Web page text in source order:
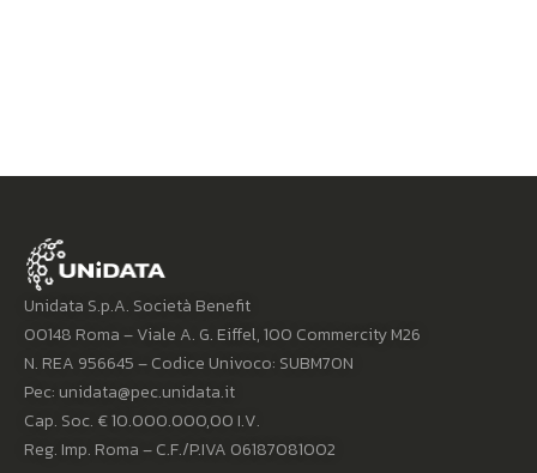
Unidata S.p.A. Società Benefit
00148 Roma – Viale A. G. Eiffel, 100 Commercity M26
N. REA 956645 – Codice Univoco: SUBM70N
Pec: unidata@pec.unidata.it
Cap. Soc. € 10.000.000,00 I.V.
Reg. Imp. Roma – C.F./P.IVA 06187081002